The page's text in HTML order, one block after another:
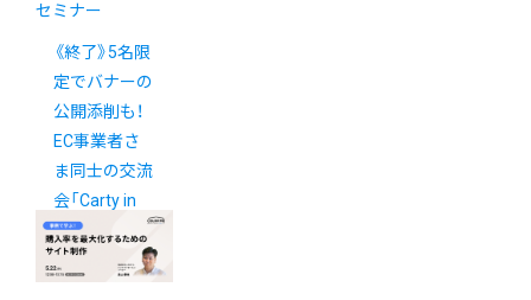
セミナー
《終了》5名限
定でバナーの
公開添削も！
EC事業者さ
ま同士の交流
会「Carty in
福岡」